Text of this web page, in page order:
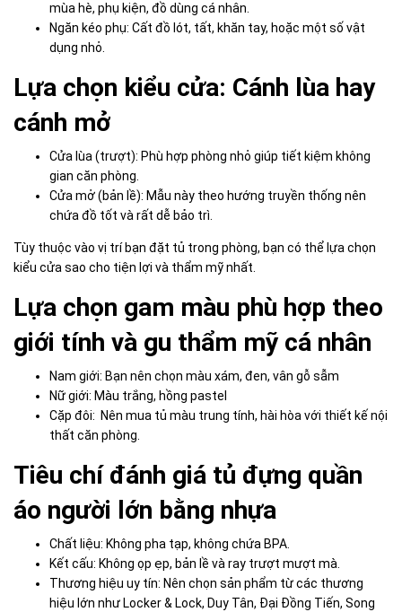
mùa hè, phụ kiện, đồ dùng cá nhân.
Ngăn kéo phụ: Cất đồ lót, tất, khăn tay, hoặc một số vật
dụng nhỏ.
Lựa chọn kiểu cửa: Cánh lùa hay
cánh mở
Cửa lùa (trượt): Phù hợp phòng nhỏ giúp tiết kiệm không
gian căn phòng.
Cửa mở (bản lề): Mẫu này theo hướng truyền thống nên
chứa đồ tốt và rất dễ bảo trì.
Tùy thuộc vào vị trí bạn đặt tủ trong phòng, bạn có thể lựa chọn
kiểu cửa sao cho tiện lợi và thẩm mỹ nhất.
Lựa chọn gam màu phù hợp theo
giới tính và gu thẩm mỹ cá nhân
Nam giới: Bạn nên chọn màu xám, đen, vân gỗ sẫm
Nữ giới: Màu trắng, hồng pastel
Cặp đôi: Nên mua tủ màu trung tính, hài hòa với thiết kế nội
thất căn phòng.
Tiêu chí đánh giá tủ đựng quần
áo người lớn bằng nhựa
Chất liệu: Không pha tạp, không chứa BPA.
Kết cấu: Không ọp ẹp, bản lề và ray trượt mượt mà.
Thương hiệu uy tín: Nên chọn sản phẩm từ các thương
hiệu lớn như Locker & Lock, Duy Tân, Đại Đồng Tiến, Song